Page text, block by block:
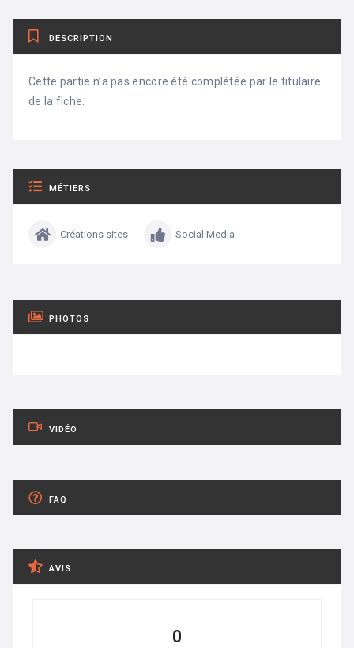
DESCRIPTION
Cette partie n’a pas encore été complétée par le titulaire
de la fiche.
MÉTIERS
Créations sites Social Media
PHOTOS
VIDÉO
FAQ
AVIS
0